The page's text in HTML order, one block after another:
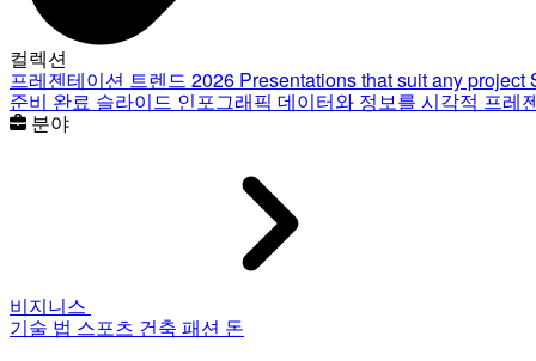
컬렉션
프레젠테이션 트렌드 2026 Presentations that suit any project
준비 완료 슬라이드 인포그래픽 데이터와 정보를 시각적 프레
분야
비지니스
기술 법 스포츠 건축 패션 돈